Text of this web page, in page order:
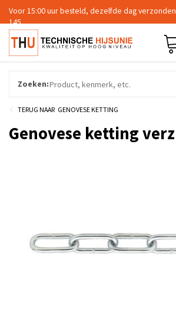
Voor 15:00 uur besteld, dezelfde dag
145
Zoeken:
GENOVESE KETTING
Genovese ketting